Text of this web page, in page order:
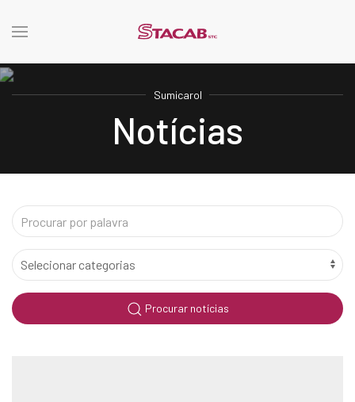
Sumicarol
Notícias
Procurar notícias